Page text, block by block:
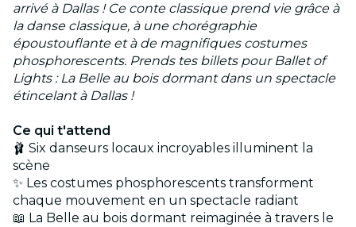
arrivé à Dallas ! Ce conte classique prend vie grâce à
la danse classique, à une chorégraphie
époustouflante et à de magnifiques costumes
phosphorescents. Prends tes billets pour Ballet of
Lights : La Belle au bois dormant dans un spectacle
étincelant à Dallas !
Ce qui t'attend
🩰 Six danseurs locaux incroyables illuminent la
scène
✨ Les costumes phosphorescents transforment
chaque mouvement en un spectacle radiant
📖 La Belle au bois dormant reimaginée à travers le